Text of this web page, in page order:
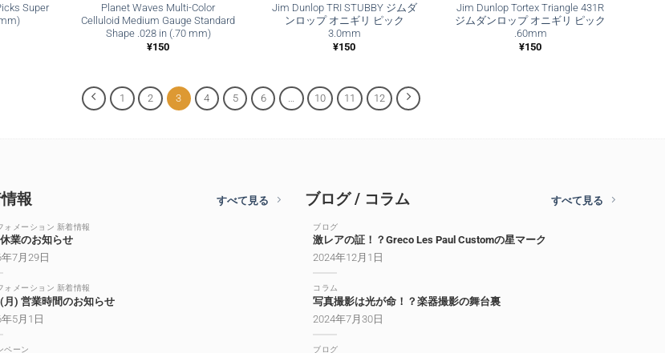
Super
Planet Waves Multi-Color
Celluloid Medium Gauge Standard
Shape .028 in (.70 mm)
¥150
Jim Dunlop TRI STUBBY ジムダ
ンロップ オニギリ ピック
3.0mm
¥150
Jim Dunlop Tortex Triangle 431R
ジムダンロップ オニギリ ピック
.60mm
¥150
1 2 3 4 5 6 10 11 12
報 すべて見る
ォメーション 新着情報
業のお知らせ
7月29日
ォメーション 新着情報
月) 営業時間のお知らせ
5月1日
ペーン
ブログ / コラム すべて見る
ブログ
激レアの証！？Greco Les Paul Customの星マーク
2024年12月1日
コラム
写真撮影は光が命！？楽器撮影の舞台裏
2024年7月30日
ブログ